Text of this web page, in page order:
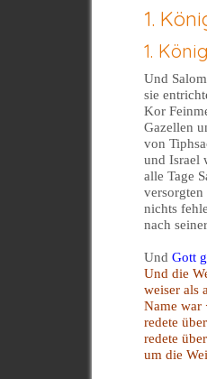
1.
1.
Und
sie
Kor
Gazellen
von
und Israel
alle Tage
nichts
nach
UndGott
Und die
weiser als
Name war
redete
redete
um die